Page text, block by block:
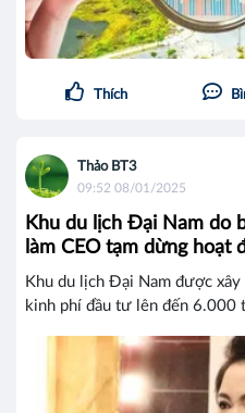
Thích
Thảo BT3
09:52 08/01/2025
Khu du lịch Đại Nam do
làm CEO tạm dừng hoạt
Khu du lịch Đại Nam được
kinh phí đầu tư lên đến 6.000